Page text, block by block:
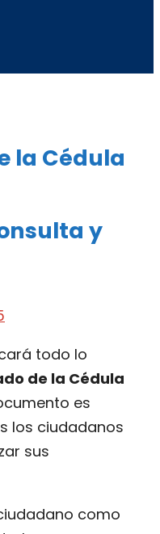
la Cédula
y
todo lo
de la Cédula
es
los ciudadanos
sus
como